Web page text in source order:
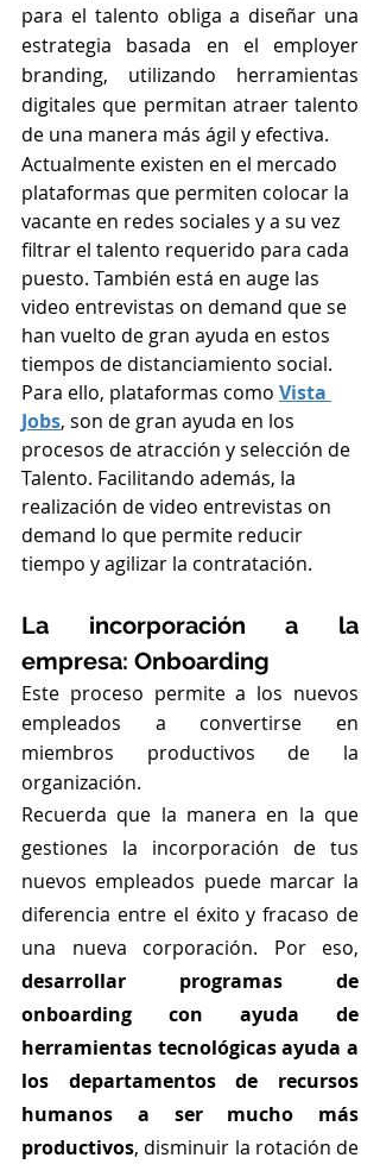
para el talento obliga a diseñar una
estrategia basada en el employer
branding, utilizando herramientas
digitales que permitan atraer talento
de una manera más ágil y efectiva.
Actualmente existen en el mercado
plataformas que permiten colocar la
vacante en redes sociales y a su vez
filtrar el talento requerido para cada
puesto. También está en auge las
video entrevistas on demand que se
han vuelto de gran ayuda en estos
tiempos de distanciamiento social.
Para ello, plataformas como Vista
Jobs, son de gran ayuda en los
procesos de atracción y selección de
Talento. Facilitando además, la
realización de video entrevistas on
demand lo que permite reducir
tiempo y agilizar la contratación.
La incorporación a la
empresa: Onboarding
Este proceso permite a los nuevos
empleados a convertirse en
miembros productivos de la
organización.
Recuerda que la manera en la que
gestiones la incorporación de tus
nuevos empleados puede marcar la
diferencia entre el éxito y fracaso de
desarrollar programas de
onboarding con ayuda de
herramientas tecnológicas ayuda a
los departamentos de recursos
humanos a ser mucho más
productivos, disminuir la rotación de